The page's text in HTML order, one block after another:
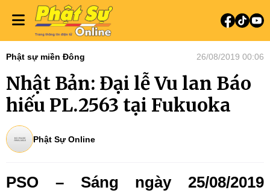
Phật sự miền Đông 26/08/2019 00:06
Nhật Bản: Đại lễ Vu lan Báo
hiếu PL.2563 tại Fukuoka
Phật Sự Online
PSO – Sáng ngày 25/08/2019